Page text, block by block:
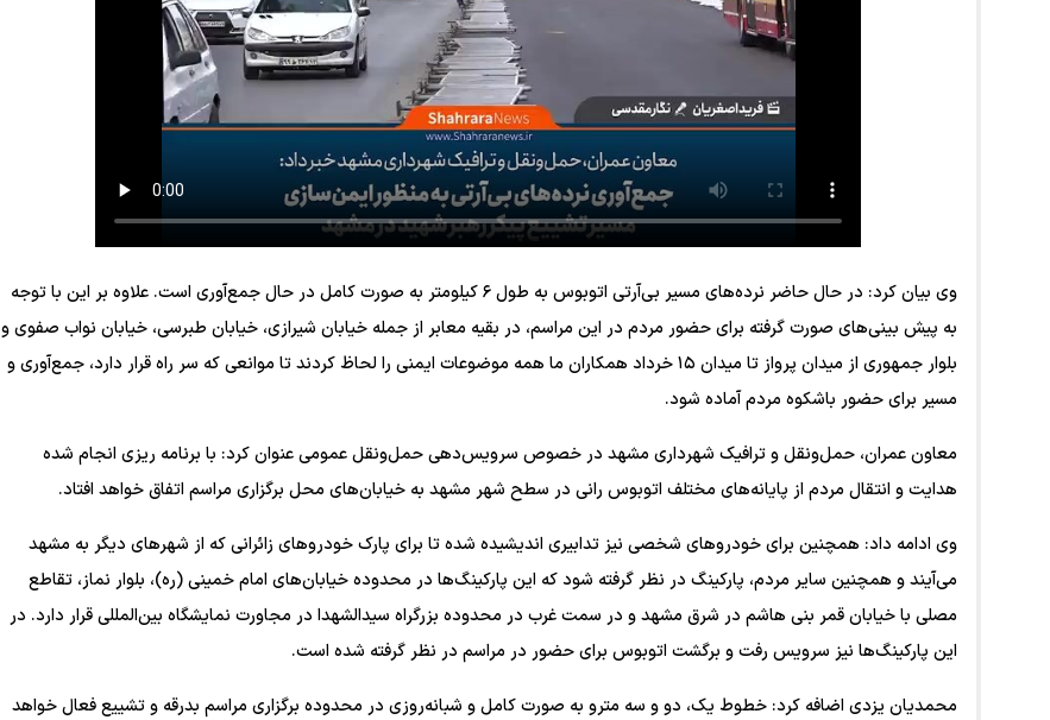
وی بیان کرد: در حال حاضر نرده‌های مسیر بی‌آرتی اتوبوس به طول ۶ کیلومتر به صورت کامل در حال جمع‌آوری است. علاوه بر این با توجه
به پیش بینی‌های صورت گرفته برای حضور مردم در این مراسم، در بقیه معابر از جمله خیابان شیرازی، خیابان طبرسی، خیابان نواب صفوی و
بلوار جمهوری از میدان پرواز تا میدان ۱۵ خرداد همکاران ما همه موضوعات ایمنی را لحاظ کردند تا موانعی که سر راه قرار دارد، جمع‌آوری و
مسیر برای حضور باشکوه مردم آماده شود.
معاون عمران، حمل‌ونقل و ترافیک شهرداری مشهد در خصوص سرویس‌دهی حمل‌ونقل عمومی عنوان کرد: با برنامه ریزی انجام شده
هدایت و انتقال مردم از پایانه‌های مختلف اتوبوس رانی در سطح شهر مشهد به خیابان‌های محل برگزاری مراسم اتفاق خواهد افتاد.
وی ادامه داد: همچنین برای خودرو‌های شخصی نیز تدابیری اندیشیده شده تا برای پارک خودرو‌های زائرانی که از شهر‌های دیگر به مشهد
می‌آیند و همچنین سایر مردم، پارکینگ در نظر گرفته شود که این پارکینگ‌ها در محدوده خیابان‌های امام خمینی (ره)، بلوار نماز، تقاطع
مصلی با خیابان قمر بنی هاشم در شرق مشهد و در سمت غرب در محدوده بزرگراه سیدالشهدا در مجاورت نمایشگاه بین‌المللی قرار دارد. در
این پارکینگ‌ها نیز سرویس رفت و برگشت اتوبوس برای حضور در مراسم در نظر گرفته شده است.
محمدیان یزدی اضافه کرد: خطوط یک، دو و سه مترو به صورت کامل و شبانه‌روزی در محدوده برگزاری مراسم بدرقه و تشییع فعال خواهد